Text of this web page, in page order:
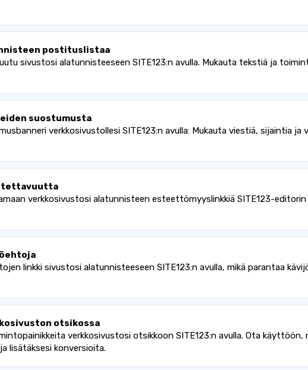
postituslistaa
sivustosi alatunnisteeseen SITE123:n avulla. Mukauta tekstiä ja
suostumusta
verkkosivustollesi SITE123:n avulla: Mukauta viestiä, sijaintia
verkkosivustosi alatunnisteen esteettömyyslinkkiä SITE123-editorin
linkki sivustosi alatunnisteeseen SITE123:n avulla, mikä parantaa
otsikossa
verkkosivustosi otsikkoon SITE123:n avulla. Ota
lisätäksesi konversioita.